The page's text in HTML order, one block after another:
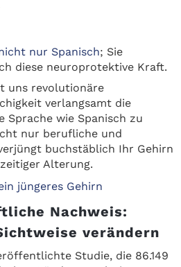
nur Spanisch; Sie
diese neuroprotektive Kraft.
uns revolutionäre
verlangsamt die
Sprache wie Spanisch zu
nur berufliche und
buchstäblich Ihr Gehirn
Alterung.
Nachweis:
verändern
Studie, die 86.149